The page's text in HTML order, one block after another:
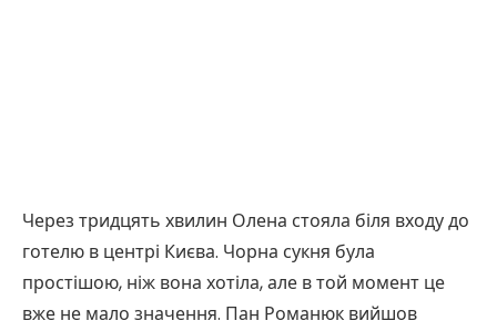
Через тридцять хвилин Олена стояла біля входу до
готелю в центрі Києва. Чорна сукня була
простішою, ніж вона хотіла, але в той момент це
вже не мало значення. Пан Романюк вийшов